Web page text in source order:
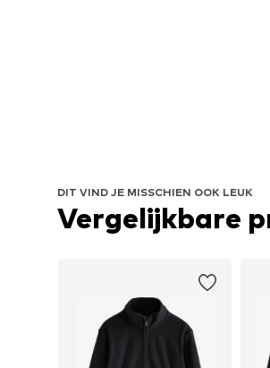
DIT VIND JE MISSCHIEN OOK LEUK
Vergelijkbare